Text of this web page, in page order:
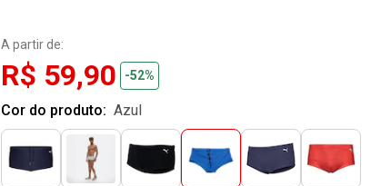
A partir de:
R$ 59,90 -52%
Cor do produto: azul